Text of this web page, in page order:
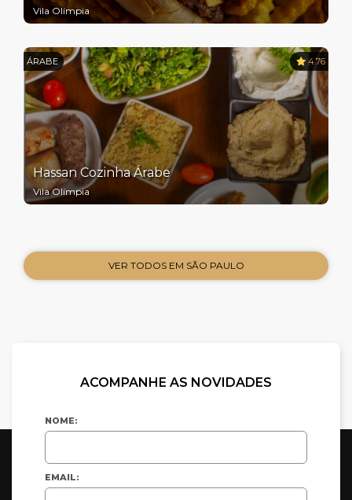
Vila Olímpia
ÁRABE 4.76
Hassan Cozinha Árabe
Vila Olímpia
VER TODOS EM SÃO PAULO
ACOMPANHE AS NOVIDADES
NOME:
EMAIL: